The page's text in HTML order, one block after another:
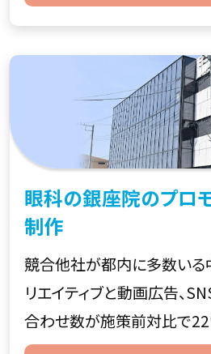
眼科の銀座院のプロ
制作
競合他社が都内に多数いる
リエイティブと動画広告、
合わせ数が施策前対比で22